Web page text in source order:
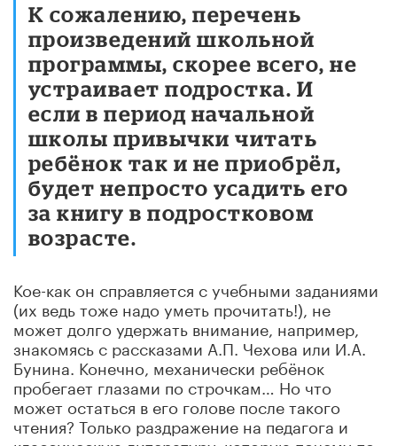
К сожалению, перечень
произведений школьной
программы, скорее всего, не
устраивает подростка. И
если в период начальной
школы привычки читать
ребёнок так и не приобрёл,
будет непросто усадить его
за книгу в подростковом
возрасте.
Кое-как он справляется с учебными заданиями
(их ведь тоже надо уметь прочитать!), не
может долго удержать внимание, например,
знакомясь с рассказами А.П. Чехова или И.А.
Бунина. Конечно, механически ребёнок
пробегает глазами по строчкам… Но что
может остаться в его голове после такого
чтения? Только раздражение на педагога и